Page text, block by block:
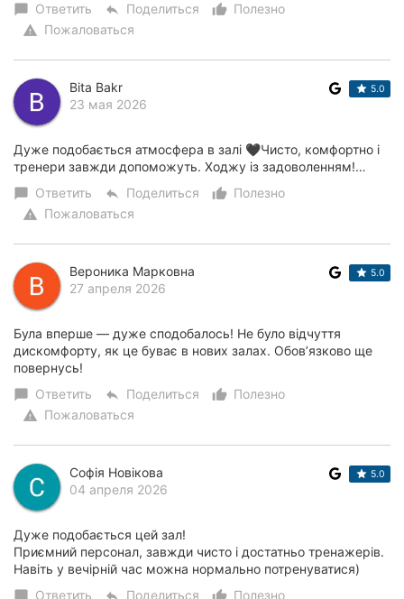
chat_bubble Ответить reply Поделиться thumb_up_alt
Полезно
warning Пожаловаться
Bita Bakr
23 мая 2026
5.0
Дуже подобається атмосфера в залі 🖤Чисто, комфортно і
тренери завжди допоможуть. Ходжу із задоволенням!…
chat_bubble Ответить reply Поделиться thumb_up_alt
Полезно
warning Пожаловаться
Вероника Марковна
27 апреля 2026
5.0
Була вперше — дуже сподобалось! Не було відчуття
дискомфорту, як це буває в нових залах. Обовʼязково ще
повернусь!
chat_bubble Ответить reply Поделиться thumb_up_alt
Полезно
warning Пожаловаться
Софія Новікова
04 апреля 2026
5.0
Дуже подобається цей зал!
Приємний персонал, завжди чисто і достатньо тренажерів.
Навіть у вечірній час можна нормально потренуватися)
Ответить Поделиться Полезно